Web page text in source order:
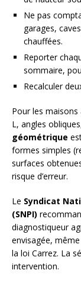
Ne pas
garages,
chauffées.
Reporter
sommaire,
Recalculer
Pour les
L, angles
géométrique
formes simples
surfaces
risque d’erreur.
Le Syndicat
(SNPI)
diagnostiqueur
envisagée,
la loi Carrez. La
intervention.